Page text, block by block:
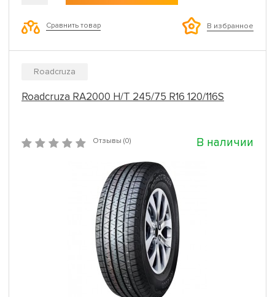
Сравнить товар В избранное
Roadcruza
Roadcruza RA2000 H/T 245/75 R16 120/116S
Отзывы (0) В наличии